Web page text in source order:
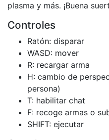
plasma y más. ¡Buena
Controles
Ratón: disparar
WASD: mover
R: recargar arma
H: cambio de
persona)
T: habilitar chat
F: recoge armas o
SHIFT: ejecutar